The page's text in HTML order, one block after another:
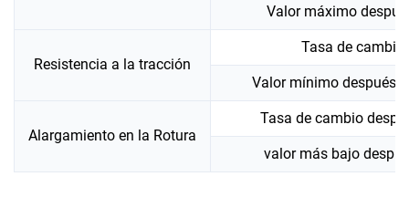
Valor máximo
Resistencia a la tracción
Tasa de
Valor mínimo después
Alargamiento en la Rotura
Tasa de cambio
valor más bajo